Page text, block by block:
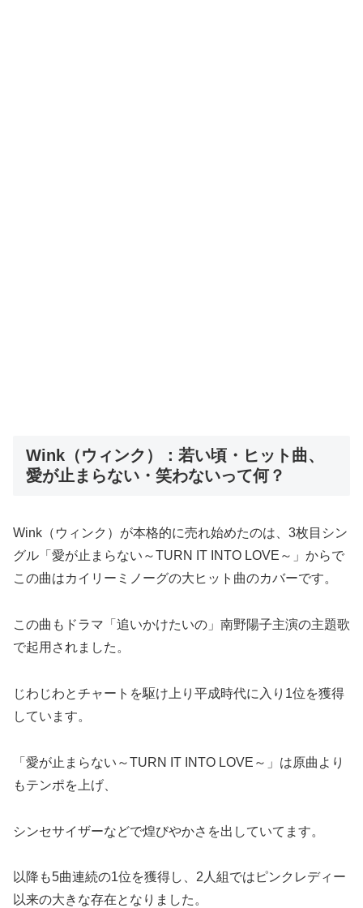
Wink（ウィンク）：若い頃・ヒット曲、
愛が止まらない・笑わないって何？
Wink（ウィンク）が本格的に売れ始めたのは、3枚目シン
グル「愛が止まらない～TURN IT INTO LOVE～」からで
この曲はカイリーミノーグの大ヒット曲のカバーです。
この曲もドラマ「追いかけたいの」南野陽子主演の主題歌
で起用されました。
じわじわとチャートを駆け上り平成時代に入り1位を獲得
しています。
「愛が止まらない～TURN IT INTO LOVE～」は原曲より
もテンポを上げ、
シンセサイザーなどで煌びやかさを出していてます。
以降も5曲連続の1位を獲得し、2人組ではピンクレディー
以来の大きな存在となりました。